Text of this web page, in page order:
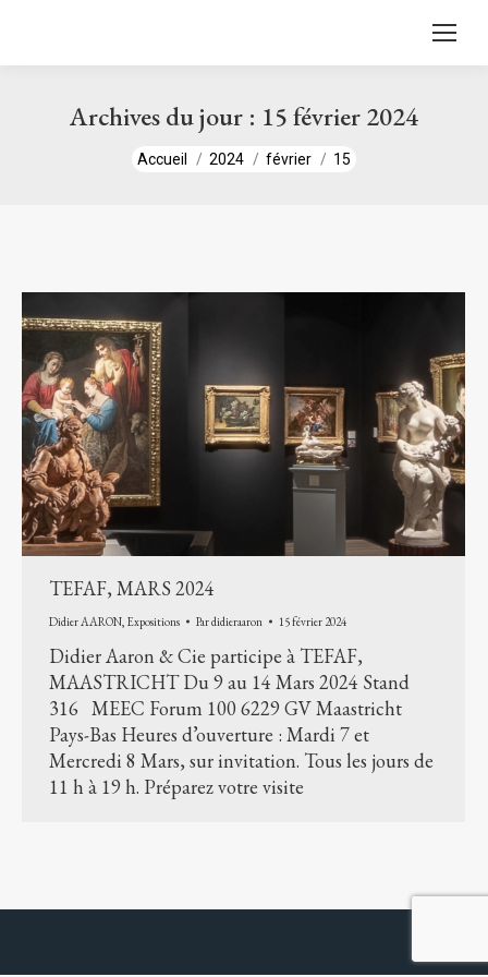
Archives du jour : 15 février 2024
Vous êtes ici :
Accueil 2024 février 15
TEFAF, MARS 2024
Didier AARON Expositions Pardidieraaron 15 février 2024
Didier Aaron & Cie participe à TEFAF,
MAASTRICHT Du 9 au 14 Mars 2024 Stand
316 MEEC Forum 100 6229 GV Maastricht
Pays-Bas Heures d’ouverture : Mardi 7 et
Mercredi 8 Mars, sur invitation. Tous les jours de
11 h à 19 h. Préparez votre visite